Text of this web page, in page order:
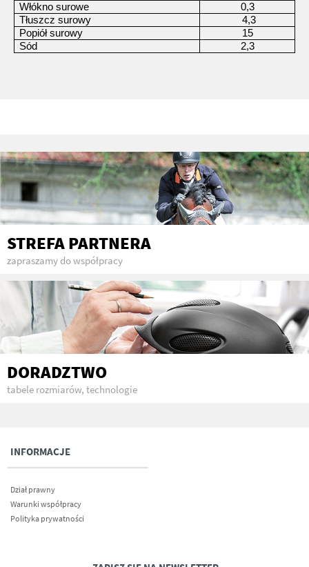
Włókno surowe
0,3
Tłuszcz surowy
4,3
Popiół surowy
15
Sód
2,3
STREFA PARTNERA
zapraszamy do współpracy
DORADZTWO
tabele rozmiarów, technologie
INFORMACJE
Dział prawny
Warunki współpracy
Polityka prywatności